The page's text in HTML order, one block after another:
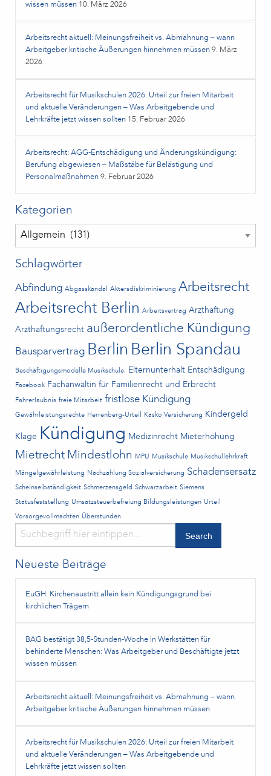
wissen müssen 10. März 2026
Arbeitsrecht aktuell: Meinungsfreiheit vs. Abmahnung – wann
Arbeitgeber kritische Äußerungen hinnehmen müssen 9. März
2026
Arbeitsrecht für Musikschulen 2026: Urteil zur freien Mitarbeit
und aktuelle Veränderungen – Was Arbeitgebende und
Lehrkräfte jetzt wissen sollten 15. Februar 2026
Arbeitsrecht: AGG-Entschädigung und Änderungskündigung:
Berufung abgewiesen – Maßstäbe für Belästigung und
Personalmaßnahmen 9. Februar 2026
Kategorien
Kategorien
Schlagwörter
Abfindung Abgasskandal Aktersdiskriminierung Arbeitsrecht
Arbeitsrecht Berlin Arbeitsvertrag Arzthaftung
Arzthaftungsrecht außerordentliche Kündigung
Bausparvertrag Berlin Berlin Spandau
Beschäftigungsmodelle Musikschule. Elternunterhalt Entschädigung
Facebook Fachanwältin für Familienrecht und Erbrecht
Fahrerlaubnis freie Mitarbeit fristlose Kündigung
Gewährleistungsrechte Herrenberg-Urteil Kasko Versicherung Kindergeld
Klage Kündigung Medizinrecht Mieterhöhung
Mietrecht Mindestlohn MPU Musikschule Musikschullehrkraft
Mängelgewährleistung Nachzahlung Sozialversicherung Schadensersatz
Scheinselbständigkeit Schmerzensgeld Schwarzarbeit Siemens
Statusfeststellung Umsatzsteuerbefreiung Bildungsleistungen Urteil
Vorsorgevollmachten Überstunden
Neueste Beiträge
EuGH: Kirchenaustritt allein kein Kündigungsgrund bei
kirchlichen Trägern
BAG bestätigt 38,5‑Stunden‑Woche in Werkstätten für
behinderte Menschen: Was Arbeitgeber und Beschäftigte jetzt
wissen müssen
Arbeitsrecht aktuell: Meinungsfreiheit vs. Abmahnung – wann
Arbeitgeber kritische Äußerungen hinnehmen müssen
Arbeitsrecht für Musikschulen 2026: Urteil zur freien Mitarbeit
und aktuelle Veränderungen – Was Arbeitgebende und
Lehrkräfte jetzt wissen sollten